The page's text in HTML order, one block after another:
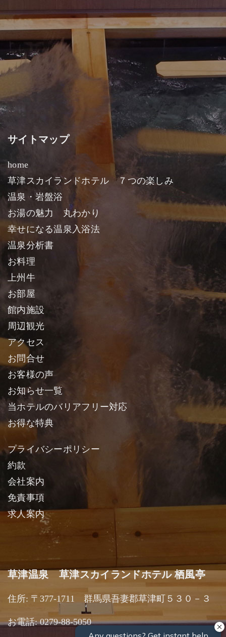
サイトマップ
home
草津スカイランドホテル ７つの楽しみ
温泉・岩盤浴
お湯の魅力 丸わかり
幸せになる温泉入浴法
温泉分析書
お料理
上州牛
お部屋
館内施設
周辺観光
アクセス
お問合せ
お客様の声
お知らせ一覧
当ホテルのバリアフリー対応
お得な特典
プライバシーポリシー
約款
会社案内
免責事項
求人案内
草津温泉 草津スカイランドホテル 栖風亭
住所: 〒377-1711 群馬県吾妻郡草津町５３０－３
お電話: 0279-88-5050